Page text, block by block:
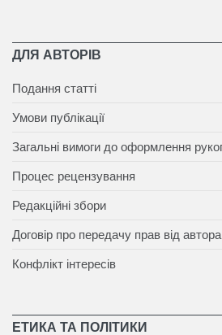
ДЛЯ АВТОРІВ
Подання статті
Умови публікації
Загальні вимоги до оформлення
Процес рецензування
Редакційні збори
Договір про передачу прав від
Конфлікт інтересів
ЕТИКА ТА ПОЛІТИКИ